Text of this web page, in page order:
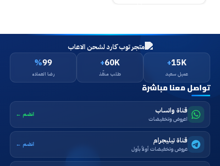
15K
+
عميل سعيد
60K
+
طلب منفّذ
99
%
رضا العملاء
تواصل معنا مباشرة
قناة واتساب
اعروض وتخفيضات
انضم ←
قناة تيليجرام
عروض وتخفيضات أولاً بأول
انضم ←